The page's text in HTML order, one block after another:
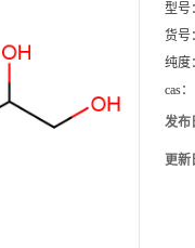
型号
货号
纯度
cas：
发布
更新